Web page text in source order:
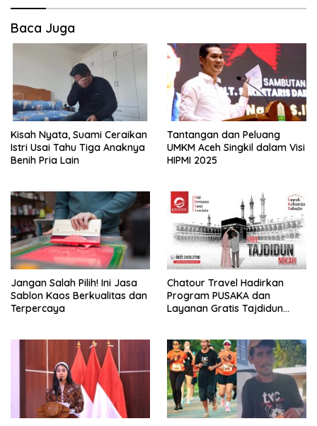
Baca Juga
Kisah Nyata, Suami Ceraikan
Istri Usai Tahu Tiga Anaknya
Benih Pria Lain
Tantangan dan Peluang
UMKM Aceh Singkil dalam Visi
HIPMI 2025
Jangan Salah Pilih! Ini Jasa
Sablon Kaos Berkualitas dan
Terpercaya
Chatour Travel Hadirkan
Program PUSAKA dan
Layanan Gratis Tajdidun